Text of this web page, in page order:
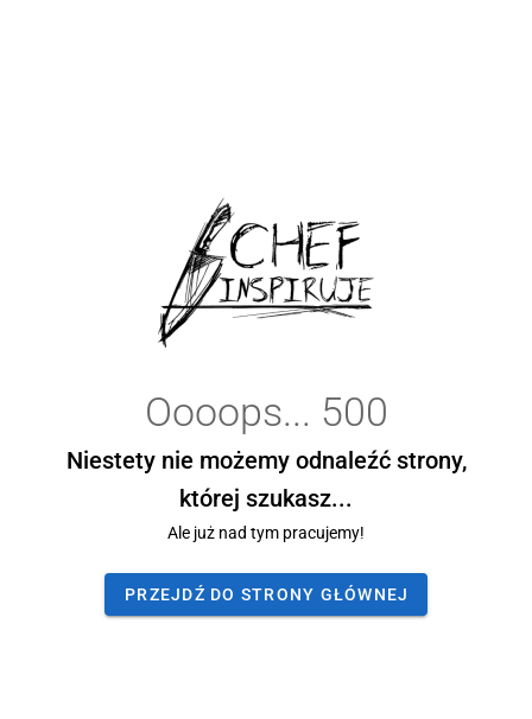
Oooops... 500
Niestety nie możemy odnaleźć strony,
której szukasz...
Ale już nad tym pracujemy!
PRZEJDŹ DO STRONY GŁÓWNEJ